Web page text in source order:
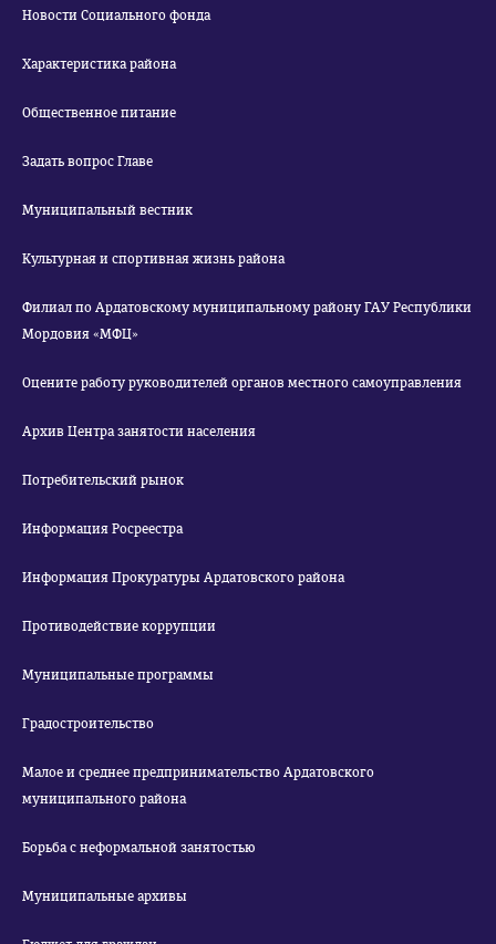
Новости Социального фонда
Характеристика района
Общественное питание
Задать вопрос Главе
Муниципальный вестник
Культурная и спортивная жизнь района
Филиал по Ардатовскому муниципальному району ГАУ Республики
Мордовия «МФЦ»
Оцените работу руководителей органов местного самоуправления
Архив Центра занятости населения
Потребительский рынок
Информация Росреестра
Информация Прокуратуры Ардатовского района
Противодействие коррупции
Муниципальные программы
Градостроительство
Малое и среднее предпринимательство Ардатовского
муниципального района
Борьба с неформальной занятостью
Муниципальные архивы